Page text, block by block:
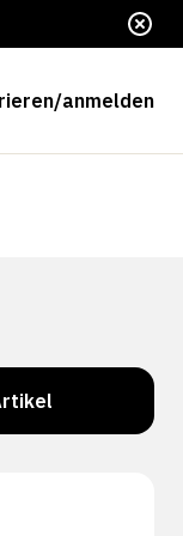
anmelden
auf Lager!